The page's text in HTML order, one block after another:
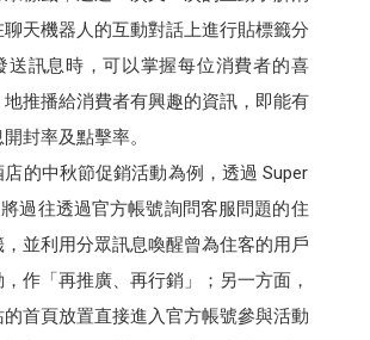
天機器人的互動對話上進行貼標籤分
送訊息時，可以掌握每位消費者的喜
推播給消費者有興趣的資訊，即能有
封率及點擊率。
的中秋節促銷活動為例，透過 Super
過往透過官方帳號詢問客服問題的住
並利用分眾訊息喚醒曾為住客的用戶
作「再推廣、再行銷」；另一方面，
首頁放置直接進入官方帳號參與活動